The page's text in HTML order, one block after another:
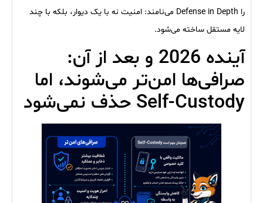
را Defense in Depth می‌نامند: امنیت نه با یک دیوار، بلکه با چند
لایه مستقل ساخته می‌شود.
آینده 2026 و بعد از آن:
صرافی‌ها امن‌تر می‌شوند، اما
Self-Custody حذف نمی‌شود